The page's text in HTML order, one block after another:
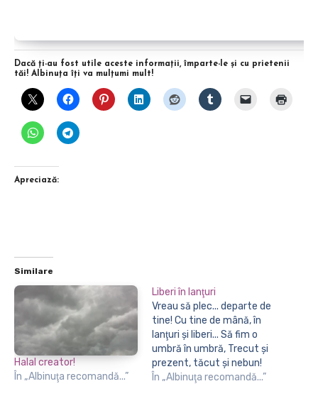
Dacă ţi-au fost utile aceste informaţii, împarte-le şi cu prietenii
tăi! Albinuţa îţi va mulţumi mult!
Apreciază:
Similare
Halal creator!
În „Albinuţa recomandă...”
Liberi în lanţuri
Vreau să plec... departe de
tine! Cu tine de mână, în
lanţuri şi liberi... Să fim o
umbră în umbră, Trecut şi
prezent, tăcut şi nebun!
Alături de ce a fost mai
În „Albinuţa recomandă...”